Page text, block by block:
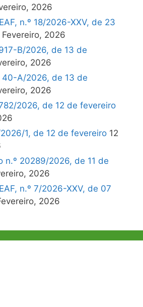
2026
n.º 18/2026-XXV, de 23
Fevereiro, 2026
B/2026, de 13 de
2026
40-A/2026, de 13 de
2026
2026, de 12 de fevereiro
1, de 12 de fevereiro 12
n.º 20289/2026, de 11 de
2026
n.º 7/2026-XXV, de 07
2026